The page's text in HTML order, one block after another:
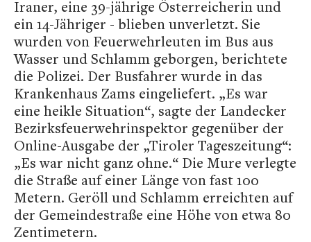
Iraner, eine 39-jährige Österreicherin und
ein 14-Jähriger - blieben unverletzt. Sie
wurden von Feuerwehrleuten im Bus aus
Wasser und Schlamm geborgen, berichtete
die Polizei. Der Busfahrer wurde in das
Krankenhaus Zams eingeliefert. „Es war
eine heikle Situation“, sagte der Landecker
Bezirksfeuerwehrinspektor gegenüber der
Online-Ausgabe der „Tiroler Tageszeitung“:
„Es war nicht ganz ohne.“ Die Mure verlegte
die Straße auf einer Länge von fast 100
Metern. Geröll und Schlamm erreichten auf
der Gemeindestraße eine Höhe von etwa 80
Zentimetern.